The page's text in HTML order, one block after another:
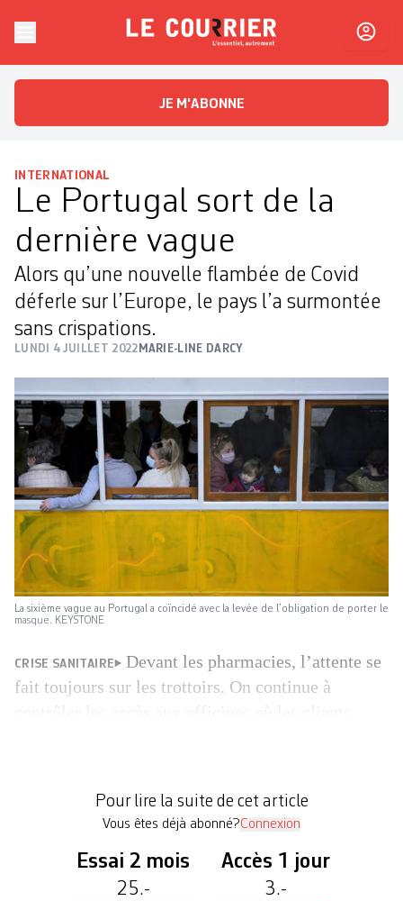
Le CourrierL'essentiel, autrement
JE M'ABONNE
INTERNATIONAL
Le Portugal sort de la
dernière vague
Alors qu’une nouvelle flambée de Covid
déferle sur l’Europe, le pays l’a surmontée
sans crispations.
LUNDI 4 JUILLET 2022 MARIE-LINE DARCY
La sixième vague au Portugal a coïncidé avec la levée de l’obligation de porter le
masque. KEYSTONE
CRISE SANITAIRE
Devant les pharmacies, l’attente se
fait toujours sur les trottoirs. On continue à
pharmacie à Graça, dans le centre de […]
Pour lire la suite de cet article
Vous êtes déjà abonné?Connexion
Essai 2 mois
25.-
Accès 1 jour
3.-